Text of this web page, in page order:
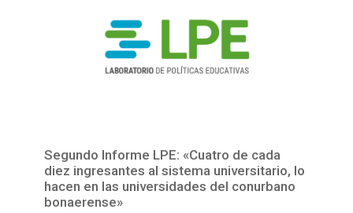
Segundo Informe LPE: «Cuatro de cada
diez ingresantes al sistema universitario, lo
hacen en las universidades del conurbano
bonaerense»